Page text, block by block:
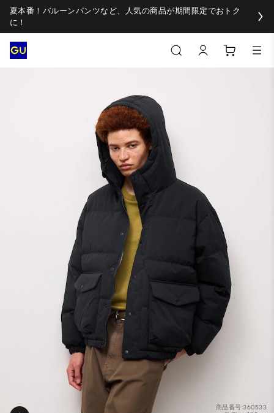
夏本番！バルーンパンツなど、人気の商品が期間限定でおトク
に！
商品番号:360533